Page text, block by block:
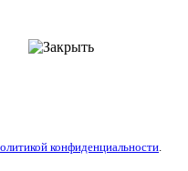
конфиденциальности.